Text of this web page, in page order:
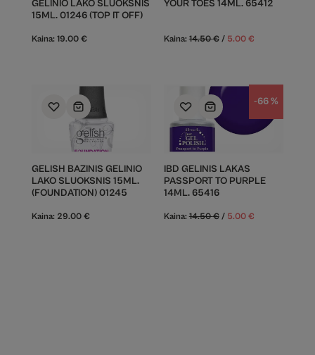
GELINIO LAKO SLUOKSNIS
15ML. 01246 (TOP IT OFF)
Kaina: 19.00 €
YOUR TOES 14ML. 65412
Kaina:14.50€ / 5.00 €
GELISH BAZINIS GELINIO
LAKO SLUOKSNIS 15ML.
(FOUNDATION) 01245
Kaina: 29.00 €
-66 %
IBD GELINIS LAKAS
PASSPORT TO PURPLE
14ML. 65416
Kaina:14.50€ / 5.00 €